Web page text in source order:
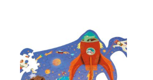
Dodajte
na listu
želja